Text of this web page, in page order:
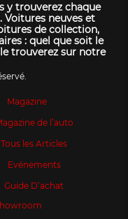
y trouverez chaque
Voitures neuves et
de collection,
: quel que soit le
trouverez sur notre
Magazine
de l’auto
Tous les Articles
Evénements
Guide D’achat